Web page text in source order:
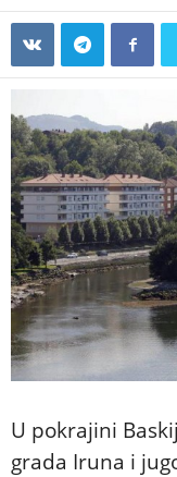
U pokrajini
grada Iruna i